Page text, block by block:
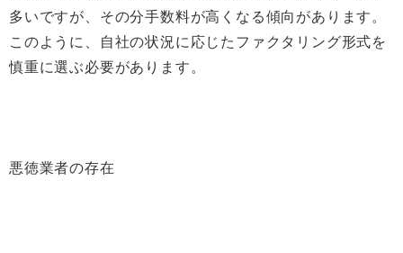
多いですが、その分手数料が高くなる傾向があります。
このように、自社の状況に応じたファクタリング形式を
慎重に選ぶ必要があります。
悪徳業者の存在